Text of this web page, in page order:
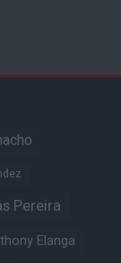
Pereira
Elanga